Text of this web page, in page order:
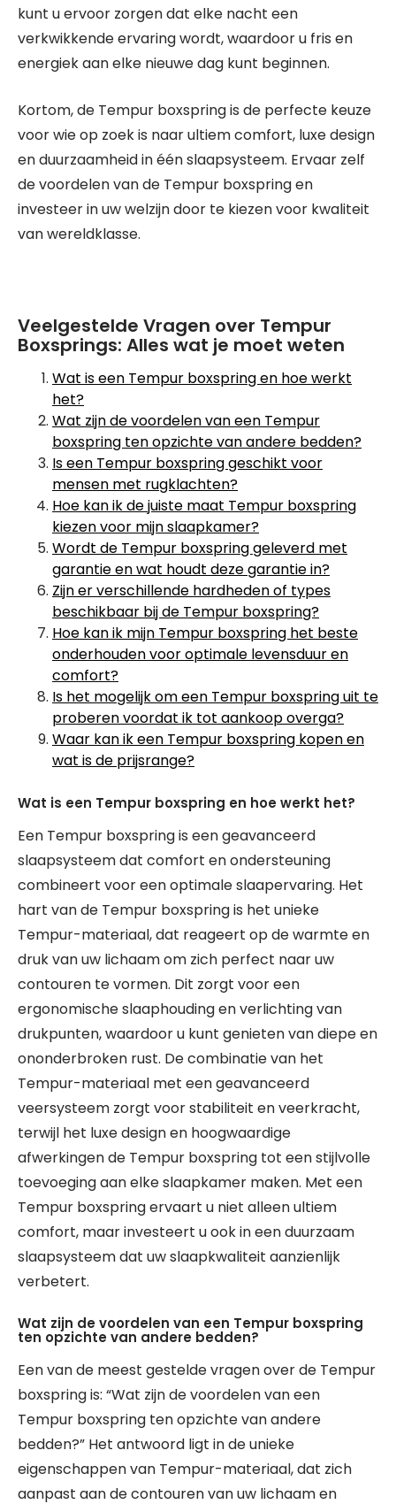
kunt u ervoor zorgen dat elke nacht een
verkwikkende ervaring wordt, waardoor u fris en
energiek aan elke nieuwe dag kunt beginnen.
Kortom, de Tempur boxspring is de perfecte keuze
voor wie op zoek is naar ultiem comfort, luxe design
en duurzaamheid in één slaapsysteem. Ervaar zelf
de voordelen van de Tempur boxspring en
investeer in uw welzijn door te kiezen voor kwaliteit
van wereldklasse.
Veelgestelde Vragen over Tempur
Boxsprings: Alles wat je moet weten
Wat is een Tempur boxspring en hoe werkt
het?
Wat zijn de voordelen van een Tempur
boxspring ten opzichte van andere bedden?
Is een Tempur boxspring geschikt voor
mensen met rugklachten?
Hoe kan ik de juiste maat Tempur boxspring
kiezen voor mijn slaapkamer?
Wordt de Tempur boxspring geleverd met
garantie en wat houdt deze garantie in?
Zijn er verschillende hardheden of types
beschikbaar bij de Tempur boxspring?
Hoe kan ik mijn Tempur boxspring het beste
onderhouden voor optimale levensduur en
comfort?
Is het mogelijk om een Tempur boxspring uit te
proberen voordat ik tot aankoop overga?
Waar kan ik een Tempur boxspring kopen en
wat is de prijsrange?
Wat is een Tempur boxspring en hoe werkt het?
Een Tempur boxspring is een geavanceerd
slaapsysteem dat comfort en ondersteuning
combineert voor een optimale slaapervaring. Het
hart van de Tempur boxspring is het unieke
Tempur-materiaal, dat reageert op de warmte en
druk van uw lichaam om zich perfect naar uw
contouren te vormen. Dit zorgt voor een
ergonomische slaaphouding en verlichting van
drukpunten, waardoor u kunt genieten van diepe en
ononderbroken rust. De combinatie van het
Tempur-materiaal met een geavanceerd
veersysteem zorgt voor stabiliteit en veerkracht,
terwijl het luxe design en hoogwaardige
afwerkingen de Tempur boxspring tot een stijlvolle
toevoeging aan elke slaapkamer maken. Met een
Tempur boxspring ervaart u niet alleen ultiem
comfort, maar investeert u ook in een duurzaam
slaapsysteem dat uw slaapkwaliteit aanzienlijk
verbetert.
Wat zijn de voordelen van een Tempur boxspring
ten opzichte van andere bedden?
Een van de meest gestelde vragen over de Tempur
boxspring is: “Wat zijn de voordelen van een
Tempur boxspring ten opzichte van andere
bedden?” Het antwoord ligt in de unieke
eigenschappen van Tempur-materiaal, dat zich
aanpast aan de contouren van uw lichaam en